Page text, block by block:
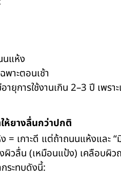
นแห้ง
พาะตอนเช้า
ายุการใช้งานเกิน 2–3 ปี เพร
ห้ยางลื่นกว่าปกติ
เกาะดี แต่ถ้าถนนแห้งและ “
ผิวลื่น (เหมือนแป้ง) เคลือบผิว
ระทบดังนี้: